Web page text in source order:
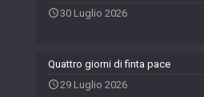
30 Luglio 2026
Quattro giorni di finta pace
29 Luglio 2026